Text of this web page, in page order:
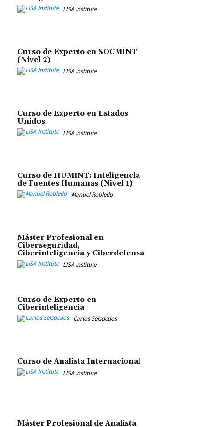
LISA Institute
Curso de Experto en SOCMINT
(Nivel 2)
LISA Institute
Curso de Experto en Estados
Unidos
LISA Institute
Curso de HUMINT: Inteligencia
de Fuentes Humanas (Nivel 1)
Manuel Robledo
Máster Profesional en
Ciberseguridad,
Ciberinteligencia y Ciberdefensa
LISA Institute
Curso de Experto en
Ciberinteligencia
Carlos Seisdedos
Curso de Analista Internacional
LISA Institute
Máster Profesional de Analista